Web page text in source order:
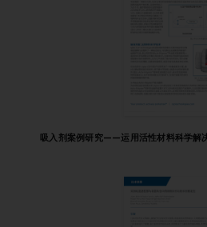
吸入剂案例研究——运用活性材料科学解